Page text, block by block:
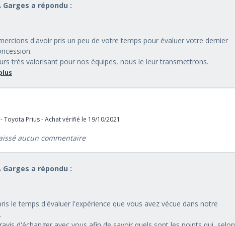
Garges a répondu :
d'avoir pris un peu de votre temps pour évaluer votre dernier
très valorisant pour nos équipes, nous le leur transmettrons.
Toyota Prius - Achat vérifié le 19/10/2021
aucun commentaire
Garges a répondu :
le temps d'évaluer l'expérience que vous avez vécue dans notre